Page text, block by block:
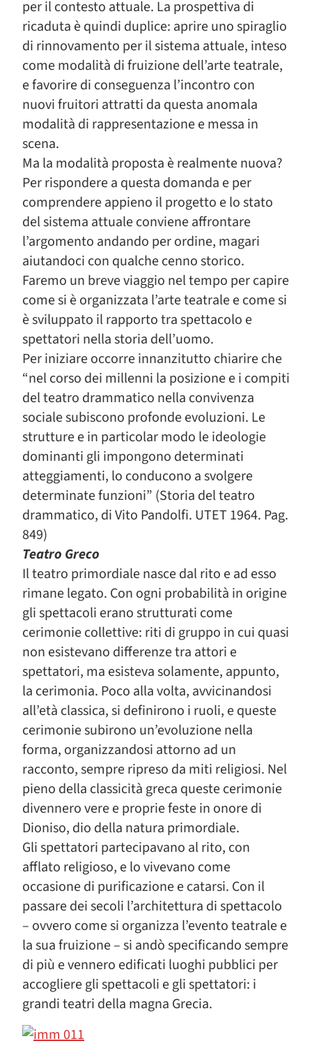
per il contesto attuale. La prospettiva di
ricaduta è quindi duplice: aprire uno spiraglio
di rinnovamento per il sistema attuale, inteso
come modalità di fruizione dell’arte teatrale,
e favorire di conseguenza l’incontro con
nuovi fruitori attratti da questa anomala
modalità di rappresentazione e messa in
scena.
Ma la modalità proposta è realmente nuova?
Per rispondere a questa domanda e per
comprendere appieno il progetto e lo stato
del sistema attuale conviene affrontare
l’argomento andando per ordine, magari
aiutandoci con qualche cenno storico.
Faremo un breve viaggio nel tempo per capire
come si è organizzata l’arte teatrale e come si
è sviluppato il rapporto tra spettacolo e
spettatori nella storia dell’uomo.
Per iniziare occorre innanzitutto chiarire che
“nel corso dei millenni la posizione e i compiti
del teatro drammatico nella convivenza
sociale subiscono profonde evoluzioni. Le
strutture e in particolar modo le ideologie
dominanti gli impongono determinati
atteggiamenti, lo conducono a svolgere
determinate funzioni” (Storia del teatro
drammatico, di Vito Pandolfi. UTET 1964. Pag.
849)
Teatro Greco
Il teatro primordiale nasce dal rito e ad esso
rimane legato. Con ogni probabilità in origine
gli spettacoli erano strutturati come
cerimonie collettive: riti di gruppo in cui quasi
non esistevano differenze tra attori e
spettatori, ma esisteva solamente, appunto,
la cerimonia. Poco alla volta, avvicinandosi
all’età classica, si definirono i ruoli, e queste
cerimonie subirono un’evoluzione nella
forma, organizzandosi attorno ad un
racconto, sempre ripreso da miti religiosi. Nel
pieno della classicità greca queste cerimonie
divennero vere e proprie feste in onore di
Dioniso, dio della natura primordiale.
Gli spettatori partecipavano al rito, con
afflato religioso, e lo vivevano come
occasione di purificazione e catarsi. Con il
passare dei secoli l’architettura di spettacolo
– ovvero come si organizza l’evento teatrale e
la sua fruizione – si andò specificando sempre
di più e vennero edificati luoghi pubblici per
accogliere gli spettacoli e gli spettatori: i
grandi teatri della magna Grecia.